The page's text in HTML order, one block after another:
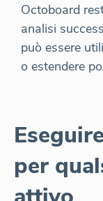
Octoboard
analisi
può essere
o estendere
per